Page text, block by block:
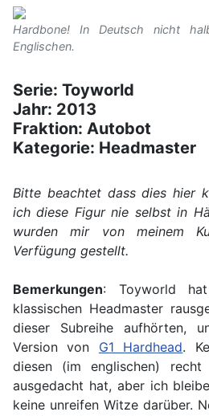
Hardbone! In Deutsch nicht
Englischen.
Serie: Toyworld
Jahr: 2013
Fraktion: Autobot
Kategorie: Headmaster
Bitte beachtet dass dies hier
ich diese Figur nie selbst in
wurden mir von meinem
Verfügung gestellt.
Bemerkungen: Toyworld
klassischen Headmaster
dieser Subreihe aufhörten,
Version von G1 Hardhead.
diesen (im englischen) recht
ausgedacht hat, aber ich
keine unreifen Witze darüber.